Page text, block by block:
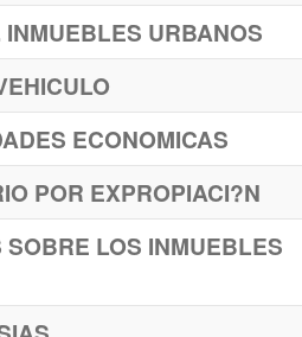
URBANOS
ECONOMICAS
POR EXPROPIACI?N
LOS INMUEBLES